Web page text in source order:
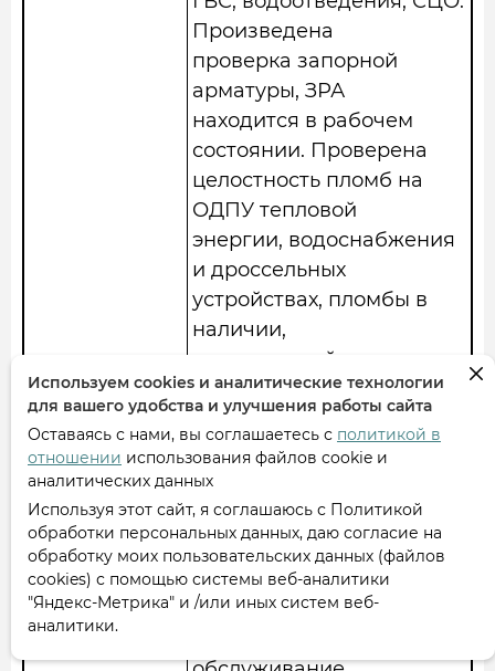
Произведена
проверка запорной
арматуры, ЗРА
находится в рабочем
состоянии. Проверена
целостность пломб на
ОДПУ тепловой
энергии, водоснабжения
и дроссельных
устройствах, пломбы в
наличии,
повреждений не имеют.
Выполнен обход
систем ХВС, ГВС,
водоотведения и СЦО,
видимых повреждений
трубопроводов
нет, течь трубопроводов
отсутствует.
31.12.24
Используем cookies и аналитические технологии
для вашего удобства и улучшения работы сайта
Оставаясь с нами, вы соглашаетесь с политикой в
отношении использования файлов cookie и
аналитических данных
Используя этот сайт, я соглашаюсь с Политикой
обработки персональных данных, даю согласие на
обработку моих пользовательских данных (файлов
cookies) с помощью системы веб-аналитики
"Яндекс-Метрика" и /или иных систем веб-
аналитики.